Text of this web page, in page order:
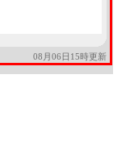
08月06日15時更新